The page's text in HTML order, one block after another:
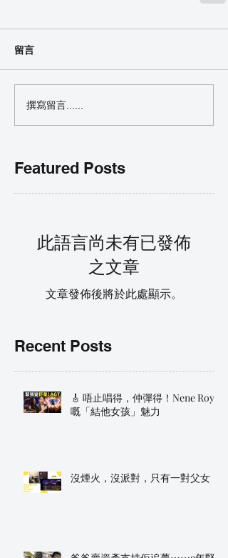
留言
撰寫留言......
Featured Posts
此語言尚未有已發佈
之文章
文章發佈後將於此處顯示。
Recent Posts
🎸 唔止唱得，仲彈得！Nene Royal
嘅「結他女孩」魅力
沒煙火，沒派對，只有一對父女